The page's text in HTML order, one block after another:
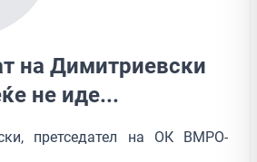
на Димитриевски
не иде...
претседател на ОК ВМРО-